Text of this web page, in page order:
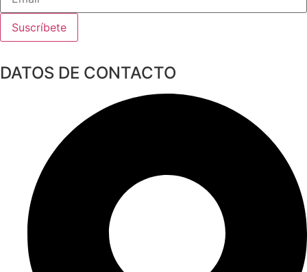
Suscríbete
DATOS DE CONTACTO